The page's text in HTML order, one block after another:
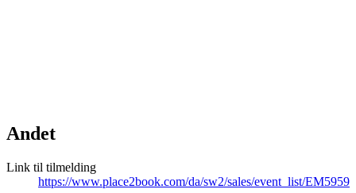
Andet
Link til tilmelding
https://www.place2book.com/da/sw2/sales/event_list/EM5959